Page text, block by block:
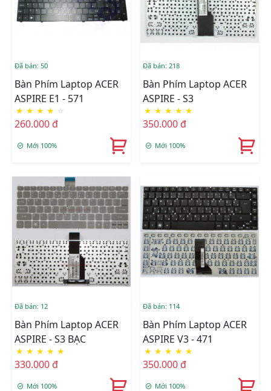
Đã bán: 50
Bàn Phím Laptop ACER
ASPIRE E1 - 571
★ ★ ★ ★ ☆
260.000 đ
Mới 100%
Đã bán: 218
Bàn Phím Laptop ACER
ASPIRE - S3
★ ★ ★ ★ ★
350.000 đ
Mới 100%
Đã bán: 12
Bàn Phím Laptop ACER
ASPIRE - S3 BẠC
★ ★ ★ ★ ★
330.000 đ
Mới 100%
Đã bán: 114
Bàn Phím Laptop ACER
ASPIRE V3 - 471
★ ★ ★ ★ ★
350.000 đ
Mới 100%